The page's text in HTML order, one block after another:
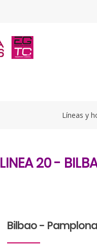
Líneas y
LINEA 20 -
Bilbao - Pamplona